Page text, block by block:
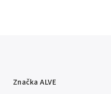
Značka ALVE